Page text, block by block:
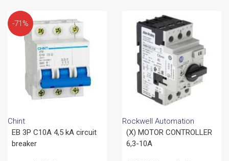
-71%
Chint
EB 3P C10A 4,5 kA circuit
breaker
Rockwell Automation
(X) MOTOR CONTROLLER
6,3-10A